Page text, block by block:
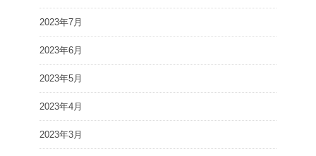
2023年7月
2023年6月
2023年5月
2023年4月
2023年3月